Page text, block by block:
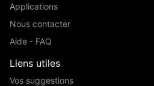
Applications
Nous contacter
Aide - FAQ
Liens utiles
Vos suggestions